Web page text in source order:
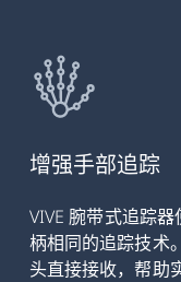
增强手部追踪
VIVE 腕带式追踪
柄相同的追踪技术
头直接接收，帮助